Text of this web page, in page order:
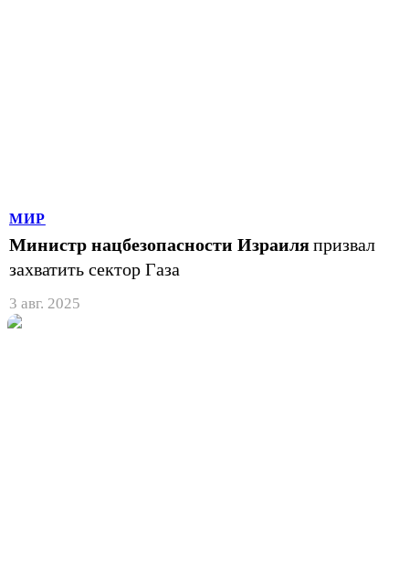
МИР
Министр нацбезопасности Израиляпризвал
захватить сектор Газа
3 авг. 2025